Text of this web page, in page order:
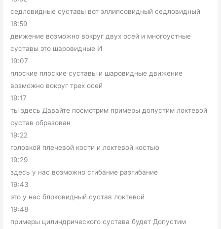
седловидные суставы вот эллипсовидный седловидный
18:59
движение возможно вокруг двух осей и многоустные
суставы это шаровидные И
19:07
плоские плоские суставы и шаровидные движение
возможно вокруг трех осей
19:17
ты здесь Давайте посмотрим примеры допустим локтевой
сустав образован
19:22
головкой плечевой кости и локтевой костью
19:29
здесь у нас возможно сгибание разгибание
19:43
это у нас блоковидный сустав локтевой
19:48
примеры цилиндрического сустава будет Допустим